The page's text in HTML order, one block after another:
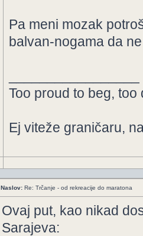
Pa meni mozak
balvan-nogama da
Too proud to beg,
Ej viteže graničaru,
Naslov: Re: Trčanje - od rekreacije do maratona
Ovaj put, kao nikad
Sarajeva: